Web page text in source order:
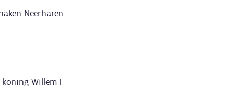
Neerharen
Willem I